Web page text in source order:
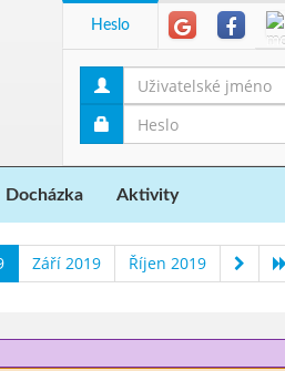
Heslo
Docházka Aktivity
Září 2019 Říjen 2019